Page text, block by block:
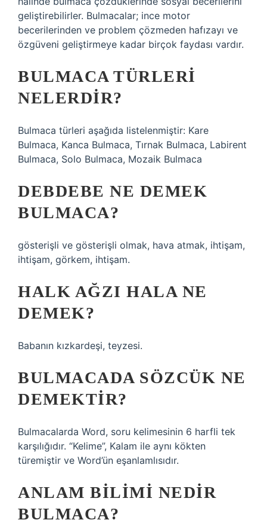
geliştirebilirler. Bulmacalar; ince motor
becerilerinden ve problem çözmeden hafızayı ve
özgüveni geliştirmeye kadar birçok faydası vardır.
BULMACA TÜRLERI
NELERDIR?
Bulmaca türleri aşağıda listelenmiştir: Kare
Bulmaca, Kanca Bulmaca, Tırnak Bulmaca, Labirent
Bulmaca, Solo Bulmaca, Mozaik Bulmaca
DEBDEBE NE DEMEK
BULMACA?
gösterişli ve gösterişli olmak, hava atmak, ihtişam,
ihtişam, görkem, ihtişam.
HALK AĞZI HALA NE
DEMEK?
Babanın kızkardeşi, teyzesi.
BULMACADA SÖZCÜK NE
DEMEKTIR?
Bulmacalarda Word, soru kelimesinin 6 harfli tek
karşılığıdır. “Kelime”, Kalam ile aynı kökten
türemiştir ve Word’ün eşanlamlısıdır.
ANLAM BILIMI NEDIR
BULMACA?